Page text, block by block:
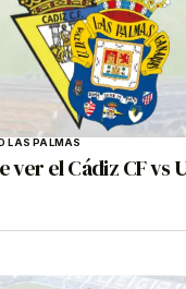
LAS PALMAS
el Cádiz CF vs